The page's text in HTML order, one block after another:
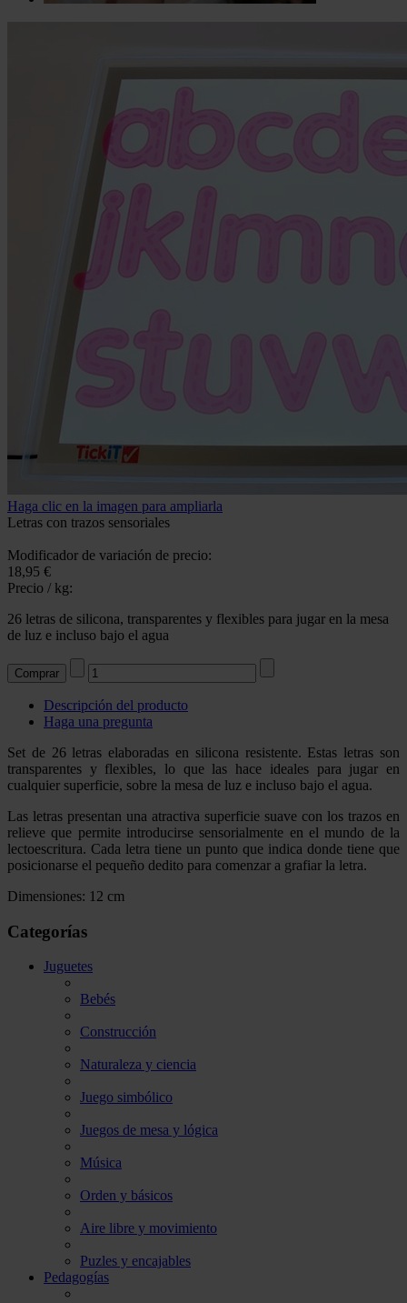
Haga clic en la imagen para ampliarla
Letras con trazos sensoriales
Modificador de variación de precio:
18,95 €
Precio / kg:
26 letras de silicona, transparentes y flexibles para jugar en la mesa
de luz e incluso bajo el agua
Descripción del producto
Haga una pregunta
Set de 26 letras elaboradas en silicona resistente. Estas letras son
transparentes y flexibles, lo que las hace ideales para jugar en
cualquier superficie, sobre la mesa de luz e incluso bajo el agua.
Las letras presentan una atractiva superficie suave con los trazos en
relieve que permite introducirse sensorialmente en el mundo de la
lectoescritura. Cada letra tiene un punto que indica donde tiene que
posicionarse el pequeño dedito para comenzar a grafiar la letra.
Dimensiones: 12 cm
Categorías
Juguetes
Bebés
Construcción
Naturaleza y ciencia
Juego simbólico
Juegos de mesa y lógica
Música
Orden y básicos
Aire libre y movimiento
Puzles y encajables
Pedagogías